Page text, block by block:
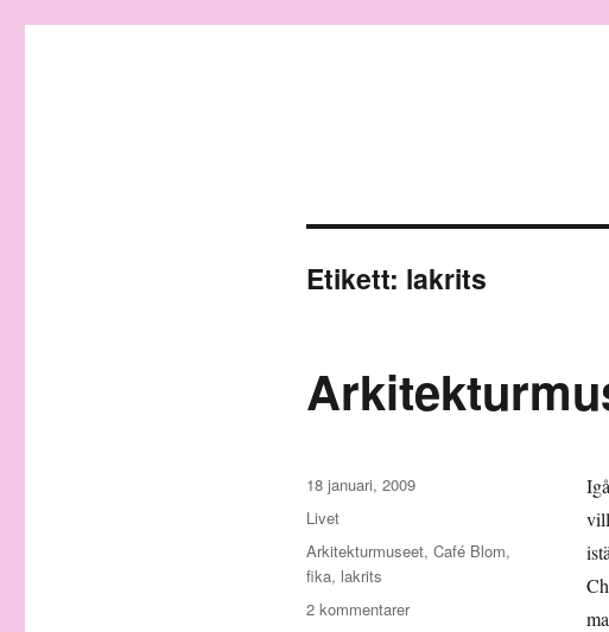
Etikett: lakrits
Publicerat
den
18 januari, 2009
Kategorier
Livet
Etiketter
Arkitekturmuseet, Café Blom,
fika, lakrits
2 kommentarertill